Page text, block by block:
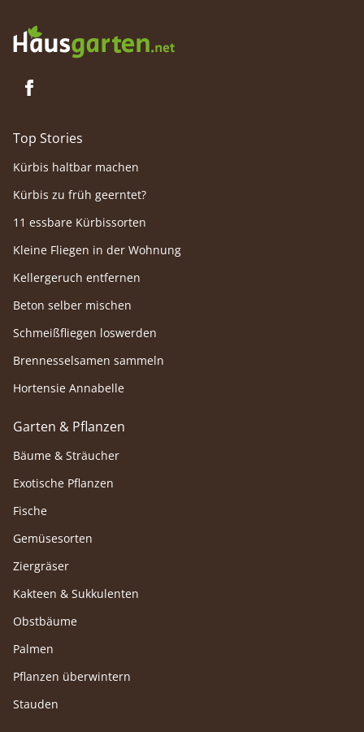
Top Stories
Kürbis haltbar machen
Kürbis zu früh geerntet?
11 essbare Kürbissorten
Kleine Fliegen in der Wohnung
Kellergeruch entfernen
Beton selber mischen
Schmeißfliegen loswerden
Brennesselsamen sammeln
Hortensie Annabelle
Garten & Pflanzen
Bäume & Sträucher
Exotische Pflanzen
Fische
Gemüsesorten
Ziergräser
Kakteen & Sukkulenten
Obstbäume
Palmen
Pflanzen überwintern
Stauden